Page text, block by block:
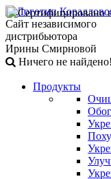
Сайт независимого
дистрибьютора
Ирины Смирновой
Ничего не найдено!
Продукты